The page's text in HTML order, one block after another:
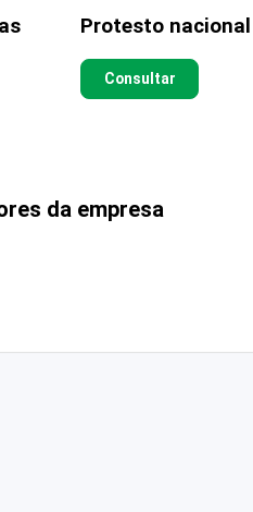
Protesto nacional
Consultar
da empresa